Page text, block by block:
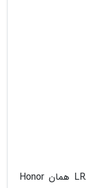
راه قطعی برای تأیید اینکه مدل LRA-AN00 همان Honor